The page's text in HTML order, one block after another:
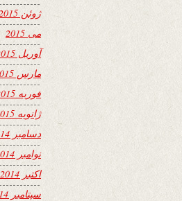
ژوئن 2015
می 2015
آوریل 2015
مارس 2015
فوریه 2015
ژانویه 2015
دسامبر 2014
نوامبر 2014
اکتبر 2014
سپتامبر 2014